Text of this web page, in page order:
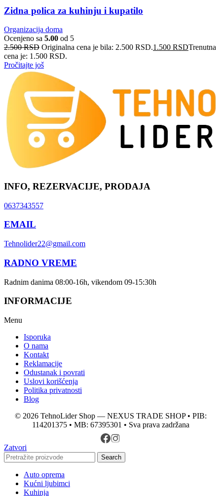
Zidna polica za kuhinju i kupatilo
Organizacija doma
Ocenjeno sa 5.00 od 5
2.500RSD Originalna cena je bila: 2.500 RSD.1.500 RSDTrenutna
cena je: 1.500 RSD.
Pročitajte još
INFO, REZERVACIJE, PRODAJA
0637343557
EMAIL
Tehnolider22@gmail.com
RADNO VREME
Radnim danima 08:00-16h, vikendom 09-15:30h
INFORMACIJE
Menu
Isporuka
O nama
Kontakt
Reklamacije
Odustanak i povrati
Uslovi korišćenja
Politika privatnosti
Blog
© 2026 TehnoLider Shop — NEXUS TRADE SHOP • PIB:
114201375 • MB: 67395301 • Sva prava zadržana
Zatvori
Search
Auto oprema
Kućni ljubimci
Kuhinja